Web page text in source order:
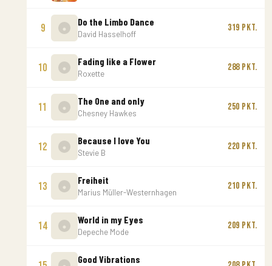
9
Do the Limbo Dance
David Hasselhoff
319 Pkt.
10
Fading like a Flower
Roxette
288 Pkt.
11
The One and only
Chesney Hawkes
250 Pkt.
12
Because I love You
Stevie B
220 Pkt.
13
Freiheit
Marius Müller-Westernhagen
210 Pkt.
14
World in my Eyes
Depeche Mode
209 Pkt.
Good Vibrations